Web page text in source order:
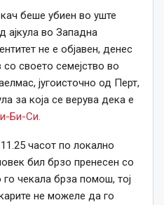
беше убиен во уште
ајкула во Западна
не е објавен, денес
своето семејство во
југоисточно од Перт,
за која се верува дека е
Би-Си.
часот по локално
бил брзо пренесен со
чекала брза помош, тој
не можеле да го